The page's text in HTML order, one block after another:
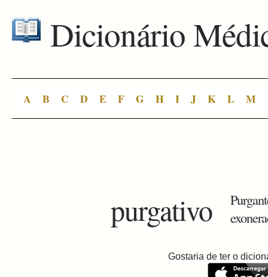
Dicionário
A B C D E F G H I J K L M
purgativo
Gostaria de ter o